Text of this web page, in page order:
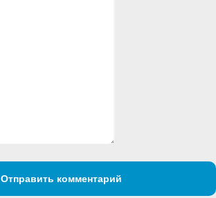
Отправить комментарий